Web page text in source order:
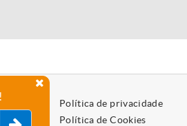
Política de privacidade
Política de Cookies
!